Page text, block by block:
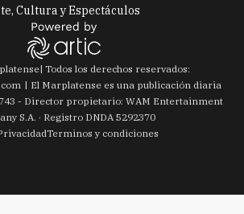
Cultura y Espectáculos
| Todos los derechos reservados:
El Marplatense es una publicación diaria
- Director propietario: WAM Entertainment
S.A. · Registro DNDA 5292370
Terminos y condiciones